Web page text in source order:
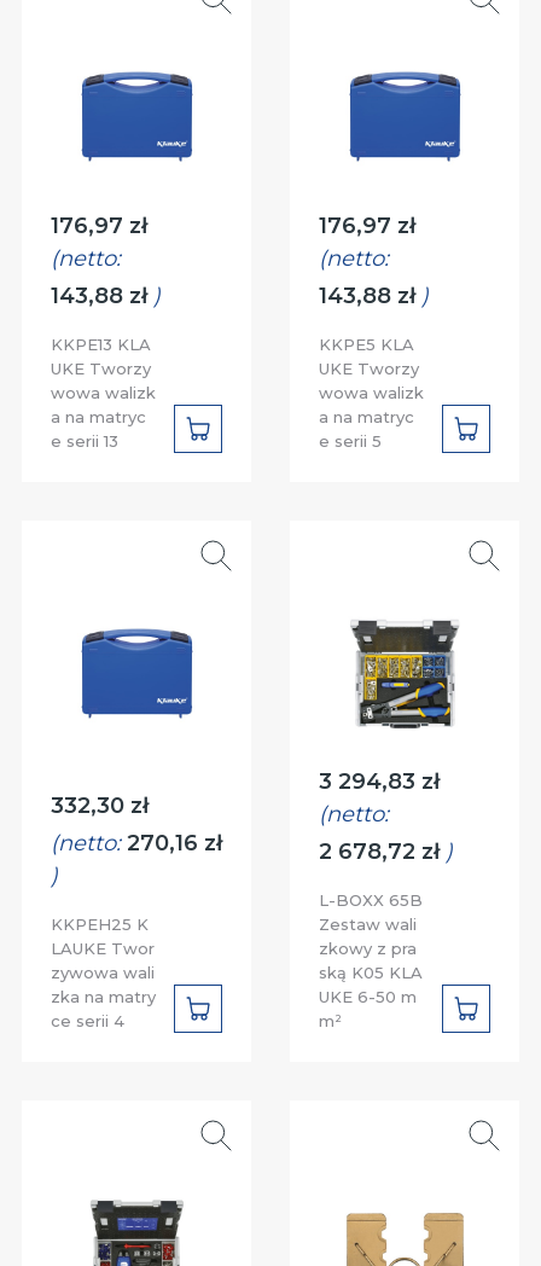
Cena:
176,97 zł
(netto:
143,88 zł)
KKPE13 KLA
UKE Tworzy
wowa walizk
a na matryc
e serii 13
DO
Cena:
176,97 zł
(netto:
143,88 zł)
KKPE5 KLA
UKE Tworzy
wowa walizk
a na matryc
e serii 5
DO
Cena:
332,30 zł
(netto: 270,16 zł
)
KKPEH25 K
LAUKE Twor
zywowa wali
zka na matry
ce serii 4
DO
Cena:
3 294,83 zł
(netto:
2 678,72 zł)
L-BOXX 65B
Zestaw wali
zkowy z pra
ską K05 KLA
UKE 6-50 m
m²
DO